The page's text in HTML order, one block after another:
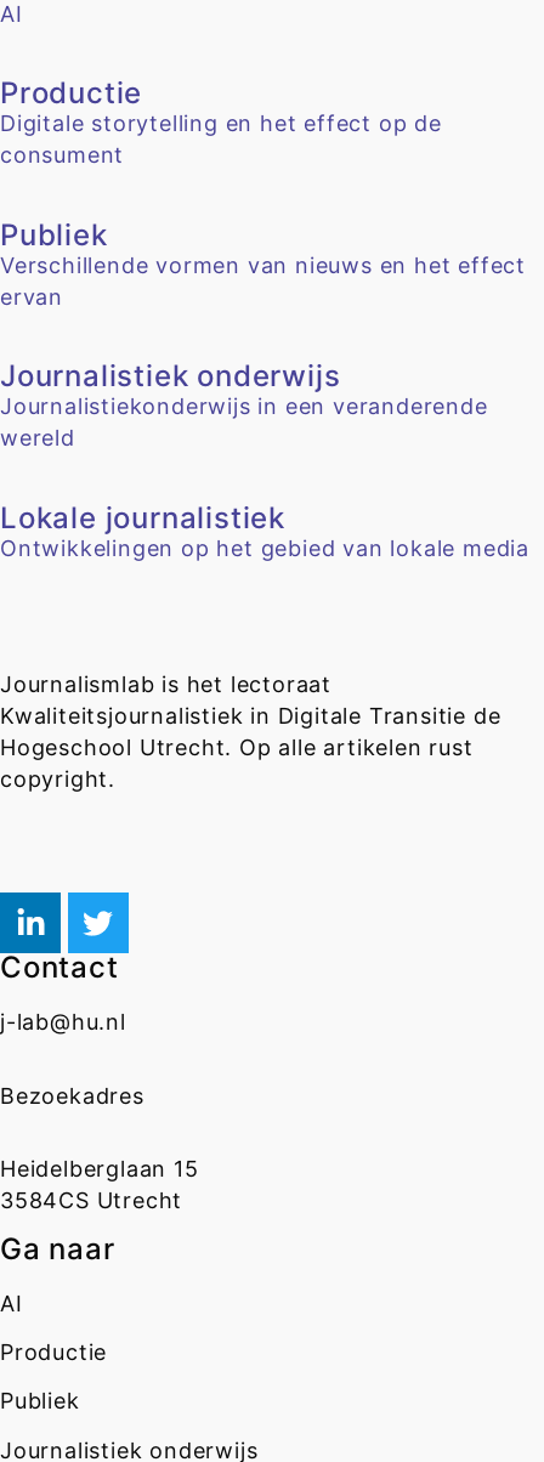
AI
Productie
Digitale storytelling en het effect op de
consument
Publiek
Verschillende vormen van nieuws en het effect
ervan
Journalistiek onderwijs
Journalistiekonderwijs in een veranderende
wereld
Lokale journalistiek
Ontwikkelingen op het gebied van lokale media
Journalismlab is het lectoraat
Kwaliteitsjournalistiek in Digitale Transitie de
Hogeschool Utrecht. Op alle artikelen rust
copyright.
Contact
j-lab@hu.nl
Bezoekadres
Heidelberglaan 15
3584CS Utrecht
Ga naar
AI
Productie
Publiek
Journalistiek onderwijs